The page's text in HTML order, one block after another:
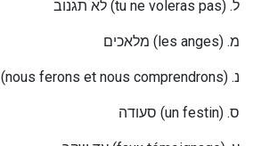
לא תגנוב (tu ne voleras pas) .ל
מלאכים (les anges) .מ
(nous ferons et nous comprendrons) .נ
סעודה (un festin) .ס